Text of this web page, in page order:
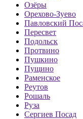
Озёры
Орехово-Зуево
Павловский
Пересвет
Подольск
Протвино
Пушкино
Пущино
Раменское
Реутов
Рошаль
Руза
Сергиев Посад